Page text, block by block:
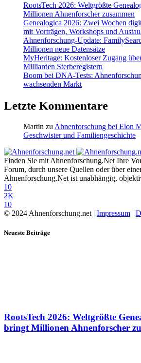
RootsTech 2026: Weltgrößte
Millionen Ahnenforscher zusammen
Genealogica 2026: Zwei Wochen
mit Vorträgen, Workshops und
Ahnenforschung-Update:
Millionen neue Datensätze
MyHeritage: Kostenloser Zugang
Milliarden Sterberegistern
Boom bei DNA-Tests:
wachsenden Markt
Letzte Kommentare
Martin zu Ahnenforschung bei Elon
Geschwister und Familiengeschichte
Finden Sie mit Ahnenforschung.Net Ihre
Forum, durch unsere Quellen oder über
Ahnenforschung.Net ist unabhängig,
10
2K
10
© 2024 Ahnenforschung.net | Impressum |
Neueste Beiträge
RootsTech 2026: Weltgrößte
bringt Millionen Ahnenforscher